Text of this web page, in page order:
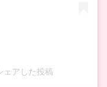
ェアした投稿